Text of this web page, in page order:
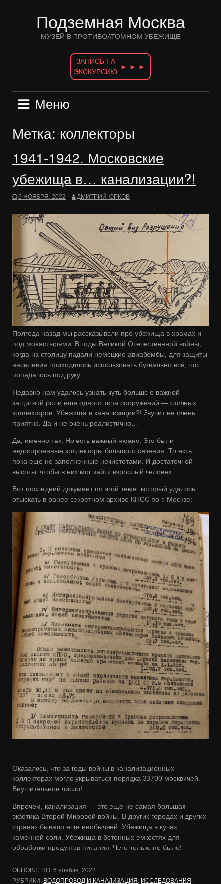
Подземная Москва
МУЗЕЙ В ПРОТИВОАТОМНОМ УБЕЖИЩЕ
ЗАПИСЬ НА
ЭКСКУРСИЮ
► ► ►
Меню
Метка: коллекторы
1941-1942. Московские
убежища в… канализации?!
6 НОЯБРЯ, 2022 ДМИТРИЙ ЮРКОВ
Полгода назад мы рассказывали про убежища в храмах и
под монастырями. В годы Великой Отечественной войны,
когда на столицу падали немецкие авиабомбы, для защиты
населения приходилось использовать буквально всё, что
попадалось под руку.
Недавно нам удалось узнать чуть больше о важной
защитной роли еще одного типа сооружений — сточных
коллекторов. Убежища в канализации?! Звучит не очень
приятно. Да и не очень реалистично…
Да, именно так. Но есть важный нюанс. Это были
недостроенные коллекторы большого сечения. То есть,
пока еще не заполненные нечистотами. И достаточной
высоты, чтобы в них мог зайти взрослый человек.
Вот последний документ по этой теме, который удалось
отыскать в ранее секретном архиве КПСС по г. Москве:
Оказалось, что за годы войны в канализационных
коллекторах могло укрываться порядка 33700 москвичей.
Внушительное число!
Впрочем, канализация — это еще не самая большая
экзотика Второй Мировой войны. В других городах и других
странах бывало еще необычней. Убежища в кучах
каменной соли. Убежища в бетонных емкостях для
обработки продуктов питания. Чего только не было!
ОБНОВЛЕНО: 6 ноября, 2022
РУБРИКИ: ВОДОПРОВОД И КАНАЛИЗАЦИЯ , ИССЛЕДОВАНИЯ ,